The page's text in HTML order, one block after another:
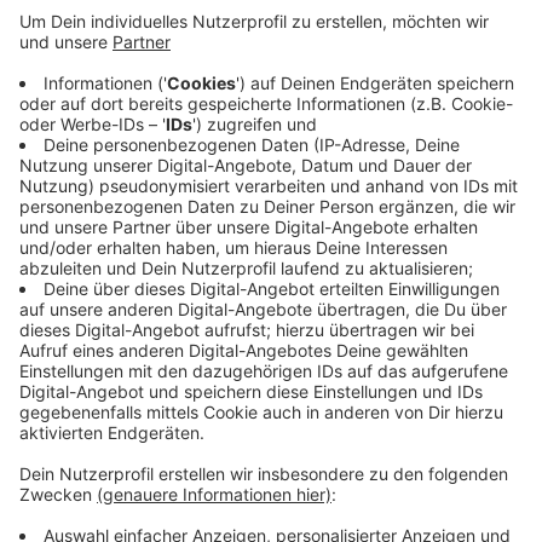
Veröffentlicht:Freitag, 29.03.2019 06:50
Anzeige
Tabellenführer SuS Olfen legt im Kampf um den Titel
in der Fussball A-Kreisliga Coesfeld vor. Olfen gewinnt
bei Fortuna Seppenrade mit 1:0. Olfen verdrängt
vorübergehend Westfalia Osterwick von der Spitze.
Anzeige